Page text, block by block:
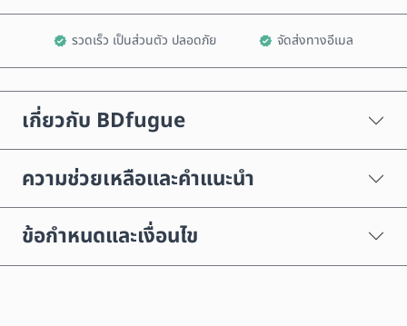
รวดเร็ว เป็นส่วนตัว ปลอดภัย จัดส่งทางอีเมล
เกี่ยวกับ BDfugue
ความช่วยเหลือและคำแนะนำ
ข้อกำหนดและเงื่อนไข